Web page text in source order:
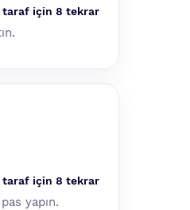
taraf için 8 tekrar
taraf için 8 tekrar
yapın.